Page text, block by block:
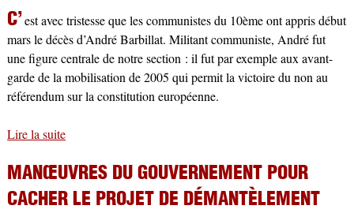
C’est avec tristesse que les communistes du 10ème ont appris début
mars le décès d’André Barbillat. Militant communiste, André fut
une figure centrale de notre section : il fut par exemple aux avant-
garde de la mobilisation de 2005 qui permit la victoire du non au
référendum sur la constitution européenne.
Lire la suite
MANŒUVRES DU GOUVERNEMENT POUR
CACHER LE PROJET DE DÉMANTÈLEMENT